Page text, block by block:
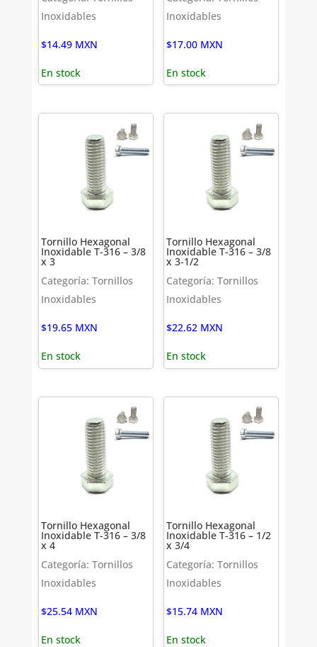
Inoxidables
$14.49 MXN
En stock
Inoxidables
$17.00 MXN
En stock
Tornillo Hexagonal
Inoxidable T-316 – 3/8
x 3
Categoría: Tornillos
Inoxidables
$19.65 MXN
En stock
Tornillo Hexagonal
Inoxidable T-316 – 3/8
x 3-1/2
Categoría: Tornillos
Inoxidables
$22.62 MXN
En stock
Tornillo Hexagonal
Inoxidable T-316 – 3/8
x 4
Categoría: Tornillos
Inoxidables
$25.54 MXN
En stock
Tornillo Hexagonal
Inoxidable T-316 – 1/2
x 3/4
Categoría: Tornillos
Inoxidables
$15.74 MXN
En stock